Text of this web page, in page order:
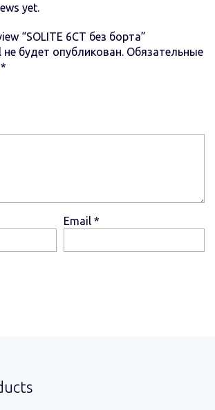
yet.
“SOLITE 6СТ без борта”
будет опубликован. Обязательные
*
Email *